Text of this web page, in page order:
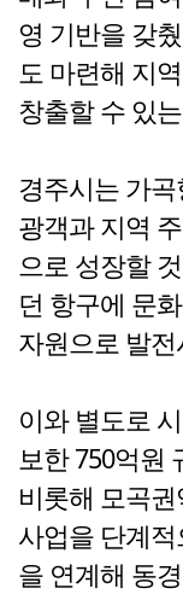
영 기반을 갖
도 마련해 지
창출할 수 있
경주시는 가
광객과 지역
으로 성장할
던 항구에 문
자원으로 발
이와 별도로
보한 750억원
비롯해 모곡
사업을 단계
을 연계해 동